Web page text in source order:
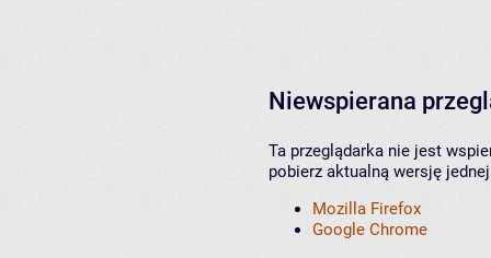
Niewspierana
Ta przeglądarka nie jest
pobierz aktualną wersję
Mozilla Firefox
Google Chrome